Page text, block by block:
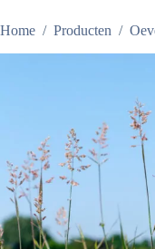
Home / Producten /